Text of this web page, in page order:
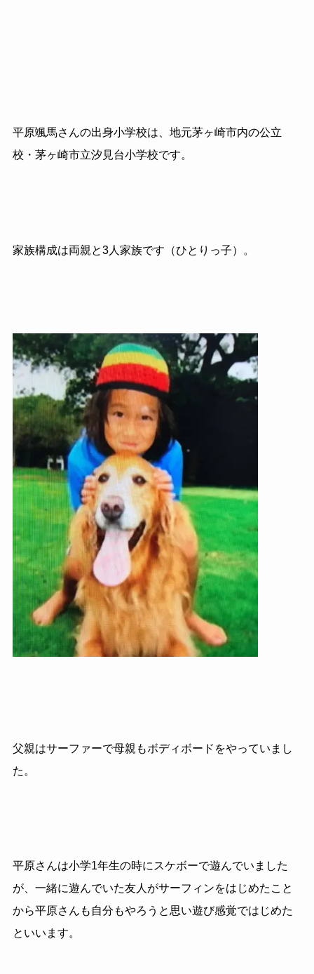
平原颯馬さんの出身小学校は、地元茅ヶ崎市内の公立
校・茅ヶ崎市立汐見台小学校です。
家族構成は両親と3人家族です（ひとりっ子）。
父親はサーファーで母親もボディボードをやっていまし
た。
平原さんは小学1年生の時にスケボーで遊んでいました
が、一緒に遊んでいた友人がサーフィンをはじめたこと
から平原さんも自分もやろうと思い遊び感覚ではじめた
といいます。